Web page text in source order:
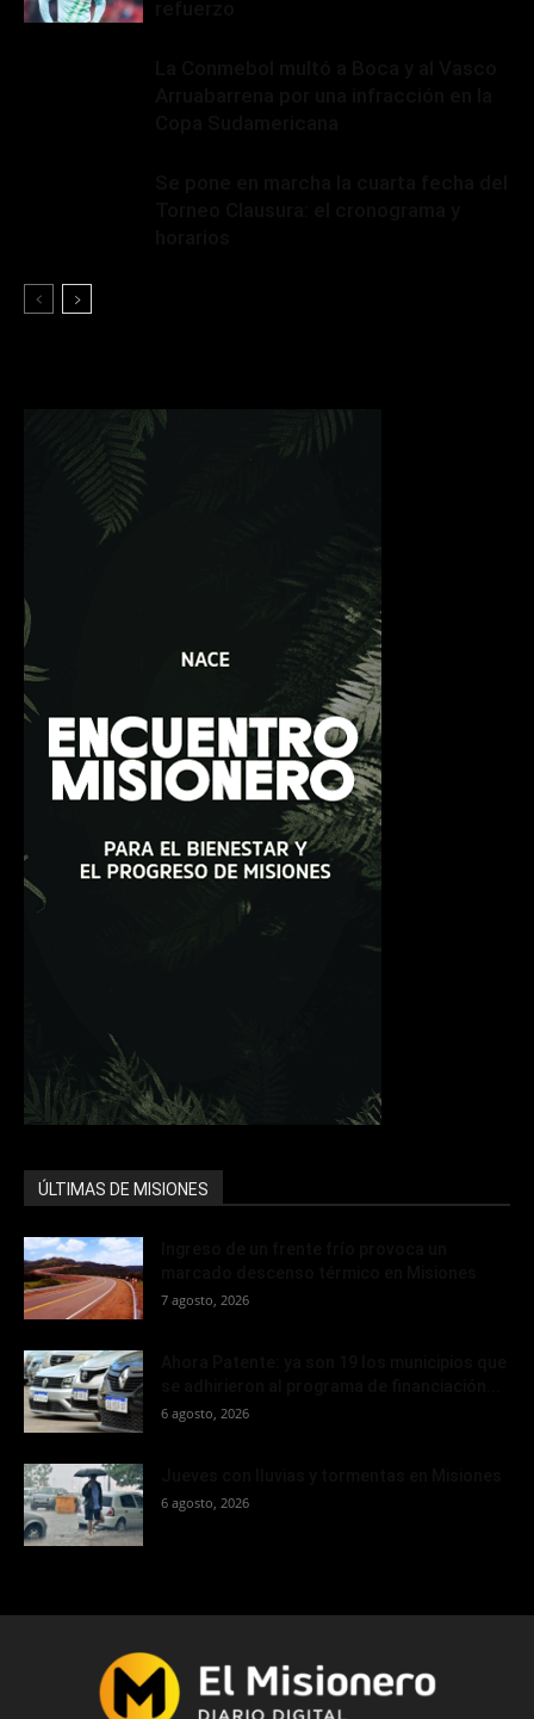
ÚLTIMAS DE MISIONES
7 agosto, 2026
6 agosto, 2026
6 agosto, 2026